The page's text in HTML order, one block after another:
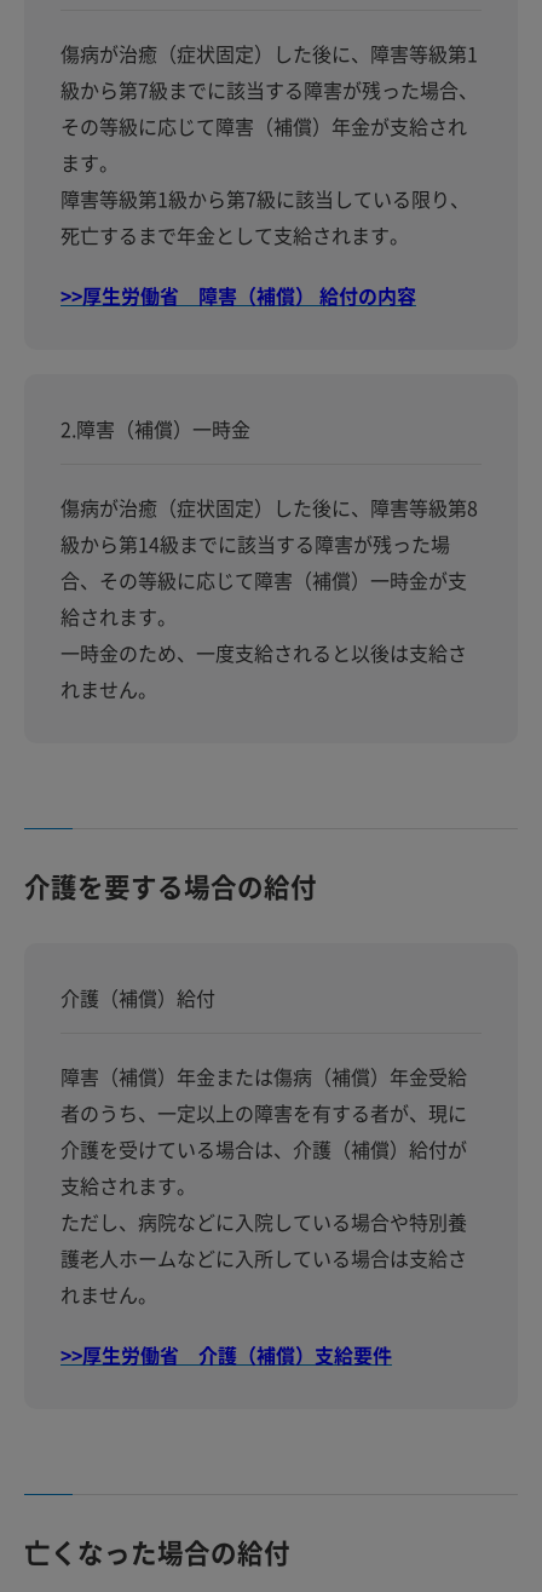
傷病が治癒（症状固定）した後に、障害等級第1
級から第7級までに該当する障害が残った場合、
その等級に応じて障害（補償）年金が支給され
ます。
障害等級第1級から第7級に該当している限り、
死亡するまで年金として支給されます。
>>厚生労働省 障害（補償） 給付の内容
2.障害（補償）一時金
傷病が治癒（症状固定）した後に、障害等級第8
級から第14級までに該当する障害が残った場
合、その等級に応じて障害（補償）一時金が支
給されます。
一時金のため、一度支給されると以後は支給さ
れません。
介護を要する場合の給付
介護（補償）給付
障害（補償）年金または傷病（補償）年金受給
者のうち、一定以上の障害を有する者が、現に
介護を受けている場合は、介護（補償）給付が
支給されます。
ただし、病院などに入院している場合や特別養
護老人ホームなどに入所している場合は支給さ
れません。
>>厚生労働省 介護（補償）支給要件
亡くなった場合の給付